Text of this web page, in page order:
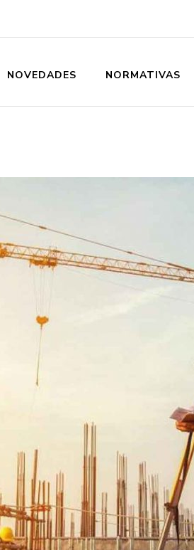
NOVEDADES NORMATIVAS